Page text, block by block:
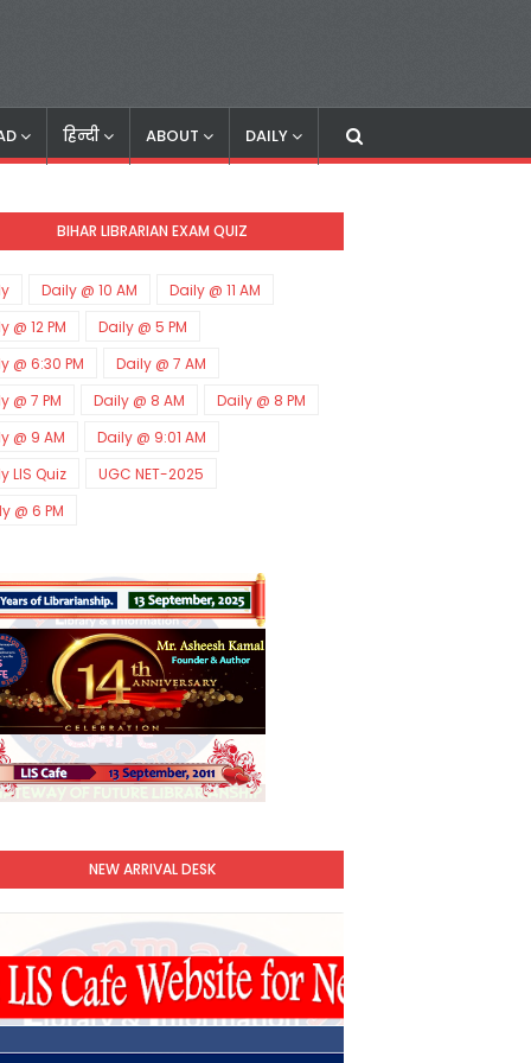
हिन्दी ABOUT DAILY
BIHAR LIBRARIAN EXAM QUIZ
Daily @ 10 AM
Daily @ 11 AM
@ 12 PM
Daily @ 5 PM
@ 6:30 PM
Daily @ 7 AM
@ 7 PM
Daily @ 8 AM
Daily @ 8 PM
@ 9 AM
Daily @ 9:01 AM
LIS Quiz
UGC NET-2025
@ 6 PM
NEW ARRIVAL DESK